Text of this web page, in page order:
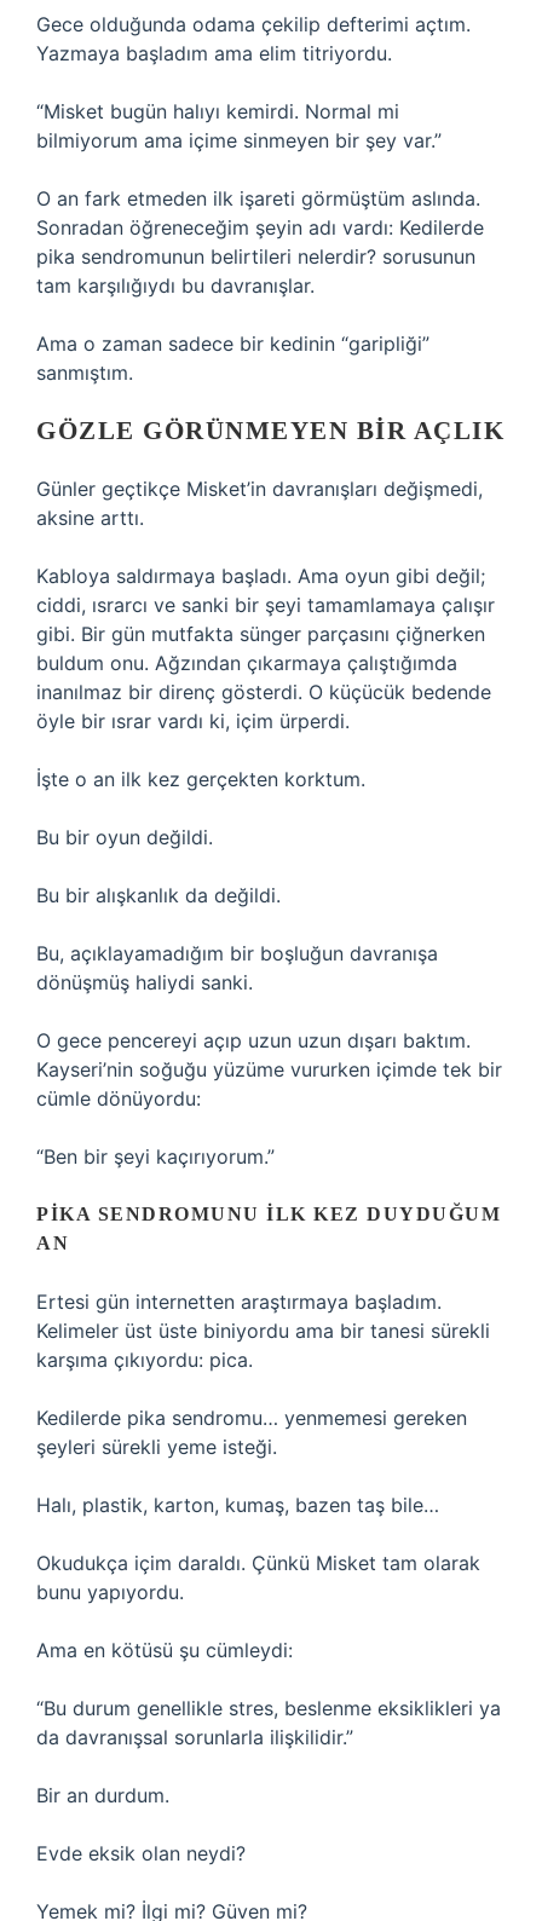
Gece olduğunda odama çekilip defterimi açtım.
Yazmaya başladım ama elim titriyordu.
“Misket bugün halıyı kemirdi. Normal mi
bilmiyorum ama içime sinmeyen bir şey var.”
O an fark etmeden ilk işareti görmüştüm aslında.
Sonradan öğreneceğim şeyin adı vardı: Kedilerde
pika sendromunun belirtileri nelerdir? sorusunun
tam karşılığıydı bu davranışlar.
Ama o zaman sadece bir kedinin “garipliği”
sanmıştım.
GÖZLE GÖRÜNMEYEN BIR AÇLIK
Günler geçtikçe Misket’in davranışları değişmedi,
aksine arttı.
Kabloya saldırmaya başladı. Ama oyun gibi değil;
ciddi, ısrarcı ve sanki bir şeyi tamamlamaya çalışır
gibi. Bir gün mutfakta sünger parçasını çiğnerken
buldum onu. Ağzından çıkarmaya çalıştığımda
inanılmaz bir direnç gösterdi. O küçücük bedende
öyle bir ısrar vardı ki, içim ürperdi.
İşte o an ilk kez gerçekten korktum.
Bu bir oyun değildi.
Bu bir alışkanlık da değildi.
Bu, açıklayamadığım bir boşluğun davranışa
dönüşmüş haliydi sanki.
O gece pencereyi açıp uzun uzun dışarı baktım.
Kayseri’nin soğuğu yüzüme vururken içimde tek bir
cümle dönüyordu:
“Ben bir şeyi kaçırıyorum.”
PIKA SENDROMUNU İLK KEZ DUYDUĞUM
AN
Ertesi gün internetten araştırmaya başladım.
Kelimeler üst üste biniyordu ama bir tanesi sürekli
karşıma çıkıyordu: pica.
Kedilerde pika sendromu… yenmemesi gereken
şeyleri sürekli yeme isteği.
Halı, plastik, karton, kumaş, bazen taş bile…
Okudukça içim daraldı. Çünkü Misket tam olarak
bunu yapıyordu.
Ama en kötüsü şu cümleydi:
“Bu durum genellikle stres, beslenme eksiklikleri ya
da davranışsal sorunlarla ilişkilidir.”
Bir an durdum.
Evde eksik olan neydi?
Yemek mi? İlgi mi? Güven mi?